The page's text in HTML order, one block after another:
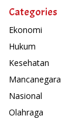
Categories
Ekonomi
Hukum
Kesehatan
Mancanegara
Nasional
Olahraga